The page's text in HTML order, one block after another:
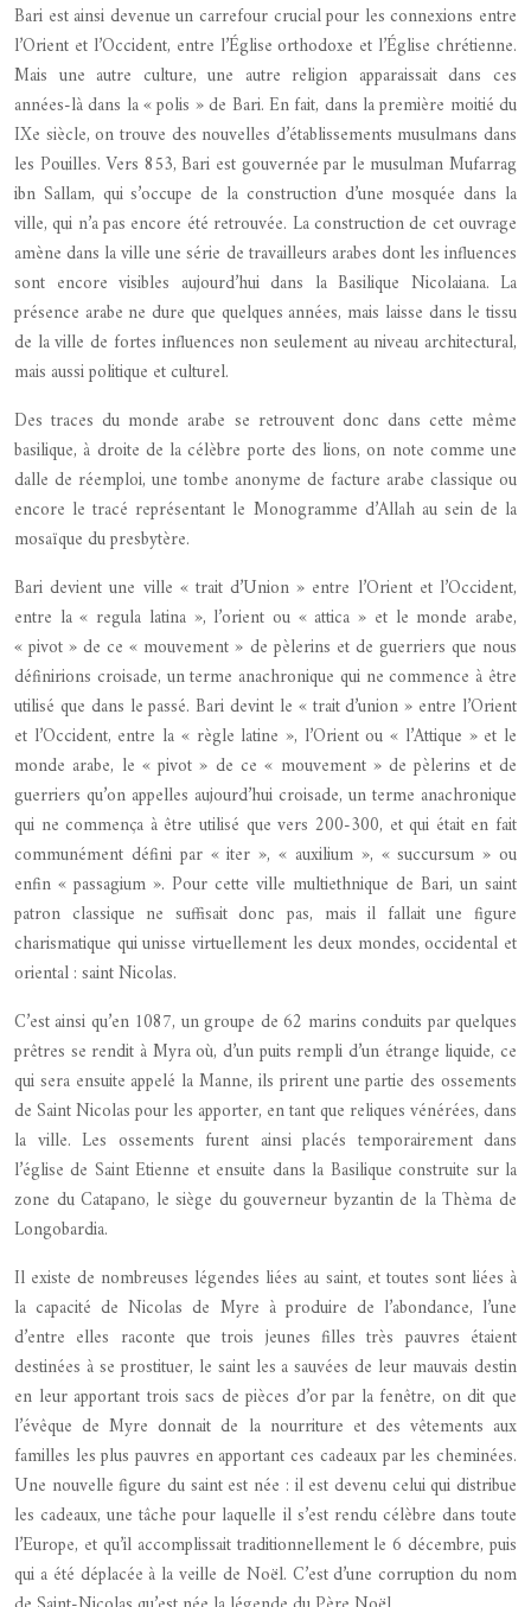
Bari est ainsi devenue un carrefour crucial pour les connexions entre
l’Orient et l’Occident, entre l’Église orthodoxe et l’Église chrétienne.
Mais une autre culture, une autre religion apparaissait dans ces
années-là dans la « polis » de Bari. En fait, dans la première moitié du
IXe siècle, on trouve des nouvelles d’établissements musulmans dans
les Pouilles. Vers 853, Bari est gouvernée par le musulman Mufarrag
ibn Sallam, qui s’occupe de la construction d’une mosquée dans la
ville, qui n’a pas encore été retrouvée. La construction de cet ouvrage
amène dans la ville une série de travailleurs arabes dont les influences
sont encore visibles aujourd’hui dans la Basilique Nicolaiana. La
présence arabe ne dure que quelques années, mais laisse dans le tissu
de la ville de fortes influences non seulement au niveau architectural,
mais aussi politique et culturel.
Des traces du monde arabe se retrouvent donc dans cette même
basilique, à droite de la célèbre porte des lions, on note comme une
dalle de réemploi, une tombe anonyme de facture arabe classique ou
encore le tracé représentant le Monogramme d’Allah au sein de la
mosaïque du presbytère.
Bari devient une ville « trait d’Union » entre l’Orient et l’Occident,
entre la « regula latina », l’orient ou « attica » et le monde arabe,
« pivot » de ce « mouvement » de pèlerins et de guerriers que nous
définirions croisade, un terme anachronique qui ne commence à être
utilisé que dans le passé. Bari devint le « trait d’union » entre l’Orient
et l’Occident, entre la « règle latine », l’Orient ou « l’Attique » et le
monde arabe, le « pivot » de ce « mouvement » de pèlerins et de
guerriers qu’on appelles aujourd’hui croisade, un terme anachronique
qui ne commença à être utilisé que vers 200-300, et qui était en fait
communément défini par « iter », « auxilium », « succursum » ou
enfin « passagium ». Pour cette ville multiethnique de Bari, un saint
patron classique ne suffisait donc pas, mais il fallait une figure
charismatique qui unisse virtuellement les deux mondes, occidental et
oriental : saint Nicolas.
C’est ainsi qu’en 1087, un groupe de 62 marins conduits par quelques
prêtres se rendit à Myra où, d’un puits rempli d’un étrange liquide, ce
qui sera ensuite appelé la Manne, ils prirent une partie des ossements
de Saint Nicolas pour les apporter, en tant que reliques vénérées, dans
la ville. Les ossements furent ainsi placés temporairement dans
l’église de Saint Etienne et ensuite dans la Basilique construite sur la
zone du Catapano, le siège du gouverneur byzantin de la Thèma de
Longobardia.
Il existe de nombreuses légendes liées au saint, et toutes sont liées à
la capacité de Nicolas de Myre à produire de l’abondance, l’une
d’entre elles raconte que trois jeunes filles très pauvres étaient
destinées à se prostituer, le saint les a sauvées de leur mauvais destin
en leur apportant trois sacs de pièces d’or par la fenêtre, on dit que
l’évêque de Myre donnait de la nourriture et des vêtements aux
familles les plus pauvres en apportant ces cadeaux par les cheminées.
Une nouvelle figure du saint est née : il est devenu celui qui distribue
les cadeaux, une tâche pour laquelle il s’est rendu célèbre dans toute
l’Europe, et qu’il accomplissait traditionnellement le 6 décembre, puis
qui a été déplacée à la veille de Noël. C’est d’une corruption du nom